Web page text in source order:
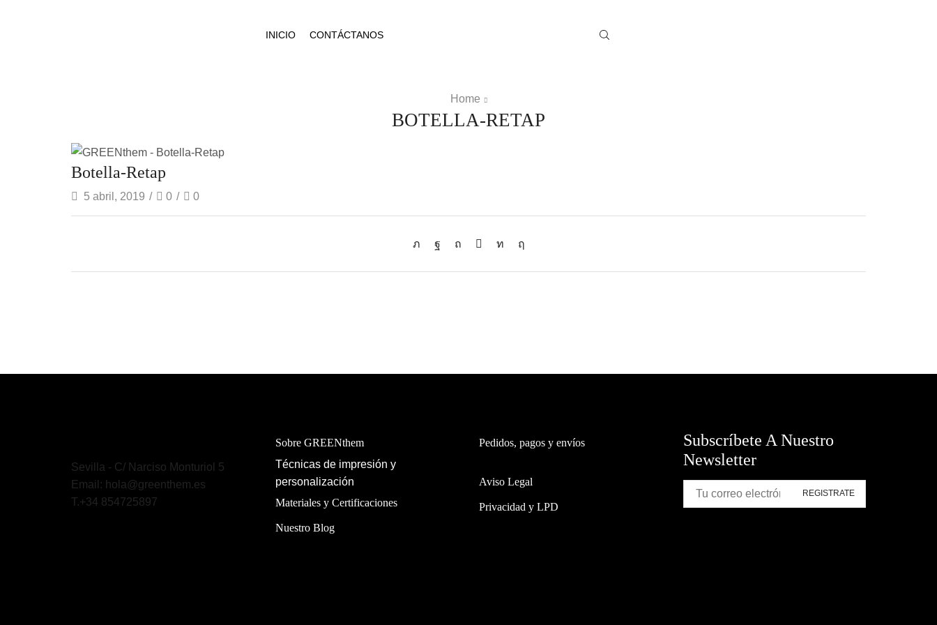
INICIO CONTÁCTANOS
Home
BOTELLA-RETAP
Botella-Retap
5 abril, 2019 / 0 / 0
Sevilla - C/ Narciso Monturiol 5
Email: hola@greenthem.es
T.+34 854725897
Sobre GREENthem
Técnicas de impresión y
personalización
Materiales y Certificaciones
Nuestro Blog
Pedidos, pagos y envíos
Aviso Legal
Privacidad y LPD
Subscríbete A Nuestro
Newsletter